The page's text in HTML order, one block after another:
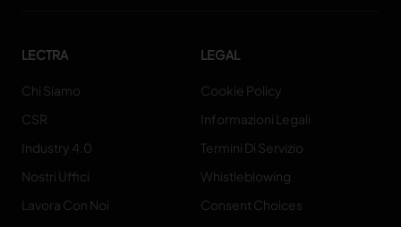
LECTRA
Chi Siamo
CSR
Industry 4.0
Nostri Uffici
Lavora Con Noi
LEGAL
Cookie Policy
Informazioni Legali
Termini Di Servizio
Whistleblowing
Consent Choices